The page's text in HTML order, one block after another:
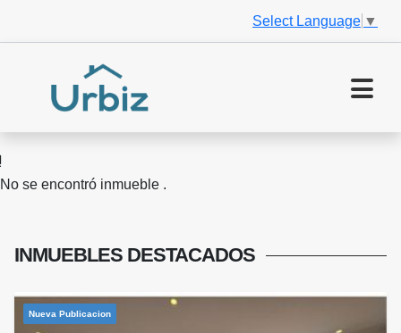
Select Language ▼
No se encontró inmueble .
INMUEBLES DESTACADOS
Nueva Publicacion